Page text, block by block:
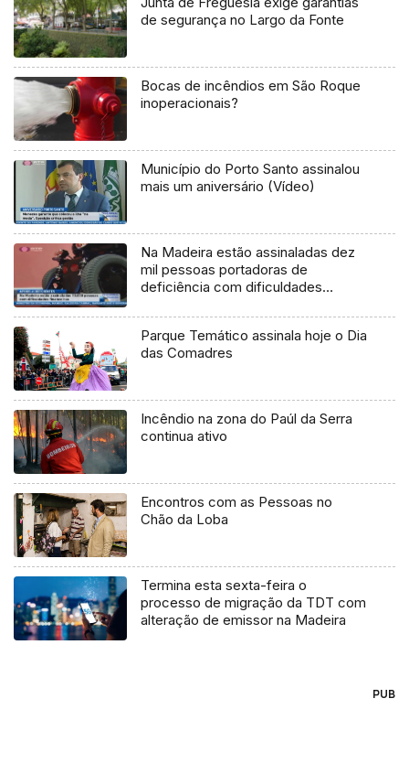
de segurança no Largo da Fonte
Bocas de incêndios em São Roque
inoperacionais?
Município do Porto Santo assinalou
mais um aniversário (Vídeo)
Na Madeira estão assinaladas dez
mil pessoas portadoras de
deficiência com dificuldades
Parque Temático assinala hoje o Dia
das Comadres
Incêndio na zona do Paúl da Serra
continua ativo
Encontros com as Pessoas no
Chão da Loba
Termina esta sexta-feira o
processo de migração da TDT com
alteração de emissor na Madeira
PUB